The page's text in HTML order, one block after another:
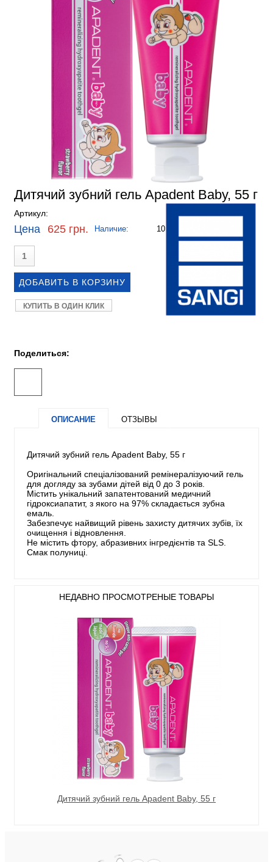
Дитячий зубний гель Apadent Baby, 55 г
Артикул:
Цена 625 грн. Наличие: 10
КУПИТЬ В ОДИН КЛИК
Поделиться:
ОПИСАНИЕ ОТЗЫВЫ
Дитячий зубний гель Apadent Baby, 55 г
Оригінальний спеціалізований ремінералізуючий гель
для догляду за зубами дітей від 0 до 3 років.
Містить унікальний запатентований медичний
гідроксиапатит, з якого на 97% складається зубна
емаль.
Забезпечує найвищий рівень захисту дитячих зубів, їх
очищення і відновлення.
Не містить фтору, абразивних інгредієнтів та SLS.
Смак полуниці.
НЕДАВНО ПРОСМОТРЕНЫЕ ТОВАРЫ
Дитячий зубний гель Apadent Baby, 55 г